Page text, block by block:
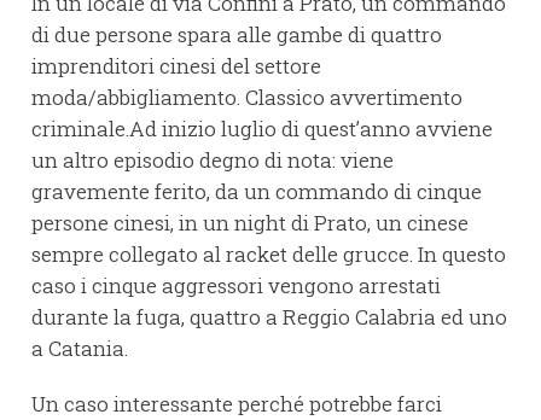
di due persone spara alle gambe di quattro
imprenditori cinesi del settore
moda/abbigliamento. Classico avvertimento
criminale.Ad inizio luglio di quest’anno avviene
un altro episodio degno di nota: viene
gravemente ferito, da un commando di cinque
persone cinesi, in un night di Prato, un cinese
sempre collegato al racket delle grucce. In questo
caso i cinque aggressori vengono arrestati
durante la fuga, quattro a Reggio Calabria ed uno
a Catania.
Un caso interessante perché potrebbe farci